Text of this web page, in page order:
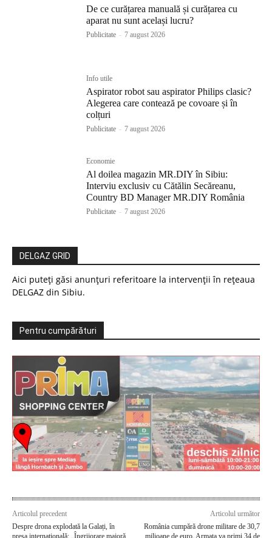
De ce curățarea manuală și curățarea cu
aparat nu sunt același lucru?
Publicitate - 7 august 2026
Info utile
Aspirator robot sau aspirator Philips clasic?
Alegerea care contează pe covoare și în
colțuri
Publicitate - 7 august 2026
Economie
Al doilea magazin MR.DIY în Sibiu:
Interviu exclusiv cu Cătălin Secăreanu,
Country BD Manager MR.DIY România
Publicitate - 7 august 2026
DELGAZ GRID
Aici puteți găsi anunțuri referitoare la intervenții în rețeaua
DELGAZ din Sibiu.
Pentru cumpărături
Articolul precedent
Despre drona explodată la Galați, în
presa internațională: „Îngrijorare majoră
Articolul următor
România cumpără drone militare de 30,7
milioane de euro. Armata va primi 34 de